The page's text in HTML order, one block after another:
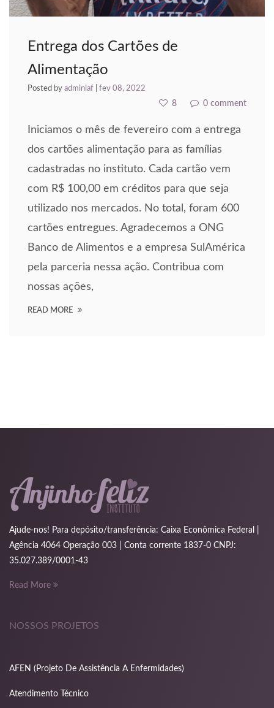
giris
giriş
güncel giriş
giriş
Entrega dos Cartões de
Alimentação
Posted by adminiaf fev 08, 2022
8 0 comment
Iniciamos o mês de fevereiro com a entrega
dos cartões alimentação para as famílias
cadastradas no instituto. Cada cartão vem
com R$ 100,00 em créditos para que seja
utilizado nos mercados. No total, foram 600
cartões entregues. Agradecemos a ONG
Banco de Alimentos e a empresa SulAmérica
pela parceria nessa ação. Contribua com
nossas ações,
READ MORE
Ajude-nos! Para depósito/transferência: Caixa Econômica Federal |
Agência 4064 Operação 003 | Conta corrente 1837-0 CNPJ:
35.027.389/0001-43
Read More
NOSSOS PROJETOS
AFEN (Projeto De Assistência A Enfermidades)
Atendimento Técnico